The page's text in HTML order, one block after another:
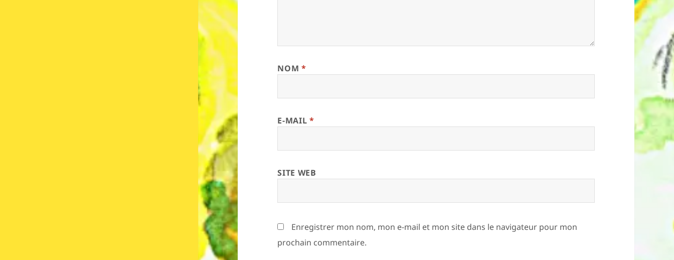
NOM *
E-MAIL *
SITE WEB
Enregistrer mon nom, mon e-mail et mon site dans le navigateur pour mon
prochain commentaire.